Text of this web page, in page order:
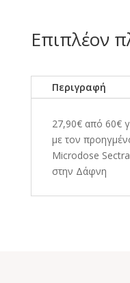
Επιπλέον
Περιγραφή
27,90€ από 60€
με τον
Microdose
στην Δάφνη